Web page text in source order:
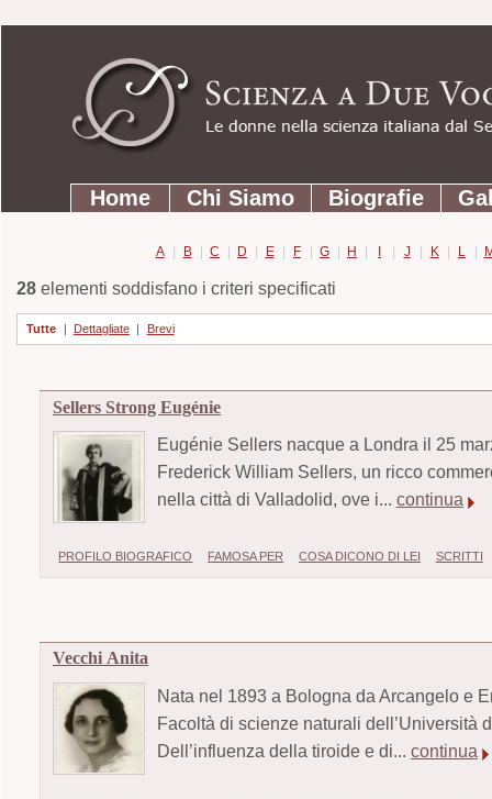
contenuti.
Strumenti
personali
SezioniHome Chi Siamo Biografie
A | B | C | D | E | F | G | H | I | J | K | L |
28elementi soddisfano i criteri specificati
Tutte | Dettagliate | Brevi
Sellers Strong Eugénie
Eugénie Sellers nacque a Londra il 25
Frederick William Sellers, un ricco
nella città di Valladolid, ove i... continua
PROFILO BIOGRAFICO FAMOSA PER COSA DICONO DI LEI SCRITTI
Vecchi Anita
Nata nel 1893 a Bologna da Arcangelo e
Facoltà di scienze naturali dell’Università
Dell’influenza della tiroide e di... continua